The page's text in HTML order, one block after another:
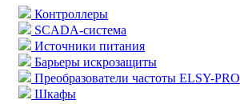
Контроллеры
SCADA-система
Источники питания
Барьеры искрозащиты
Преобразователи частоты ELSY-PRO
Шкафы